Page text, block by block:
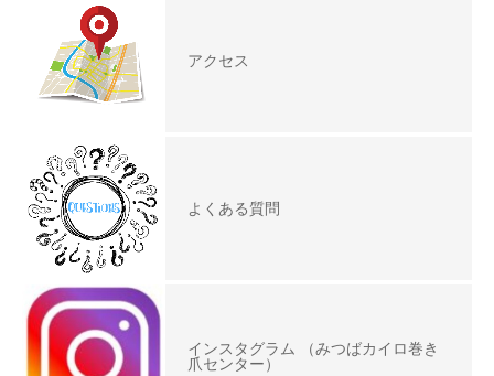
アクセス
よくある質問
インスタグラム （みつばカイロ巻き
爪センター）